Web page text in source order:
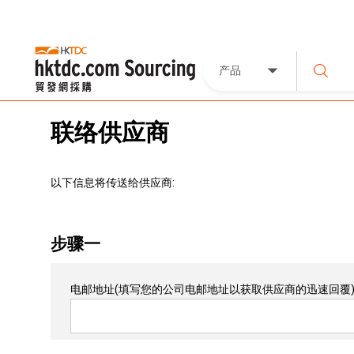
产品
联络供应商
以下信息将传送给供应商:
步骤一
电邮地址(填写您的公司电邮地址以获取供应商的迅速回覆)